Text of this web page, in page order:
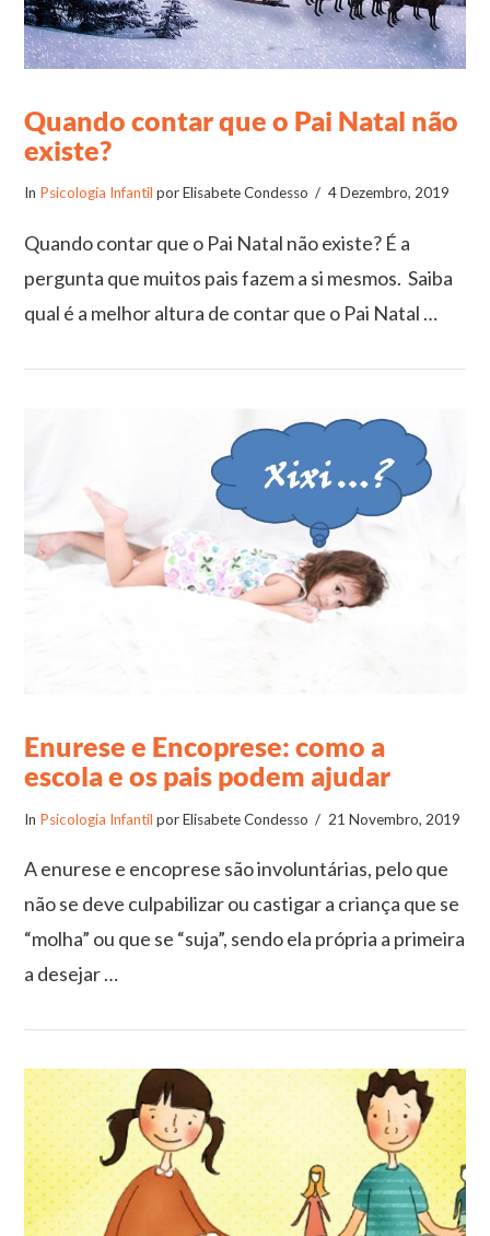
VIEW POST
Quando contar que o Pai Natal não
existe?
In Psicologia Infantil por Elisabete Condesso 4 Dezembro, 2019
Quando contar que o Pai Natal não existe? É a
pergunta que muitos pais fazem a si mesmos. Saiba
qual é a melhor altura de contar que o Pai Natal …
VIEW POST
Enurese e Encoprese: como a
escola e os pais podem ajudar
In Psicologia Infantil por Elisabete Condesso 21 Novembro, 2019
A enurese e encoprese são involuntárias, pelo que
não se deve culpabilizar ou castigar a criança que se
“molha” ou que se “suja”, sendo ela própria a primeira
a desejar …